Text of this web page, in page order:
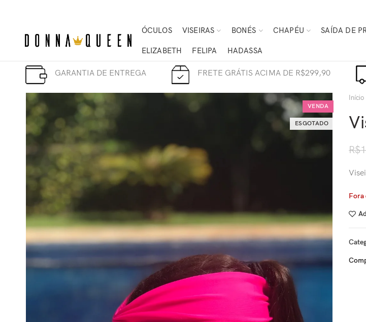
ÓCULOS VISEIRAS BONÉS CHAPÉU SAÍDA DE
ELIZABETH FELIPA HADASSA
GARANTIA DE ENTREGA FRETE GRÁTIS ACIMA DE R$299,90
VENDA
ESGOTADO
Início
R$
Fora